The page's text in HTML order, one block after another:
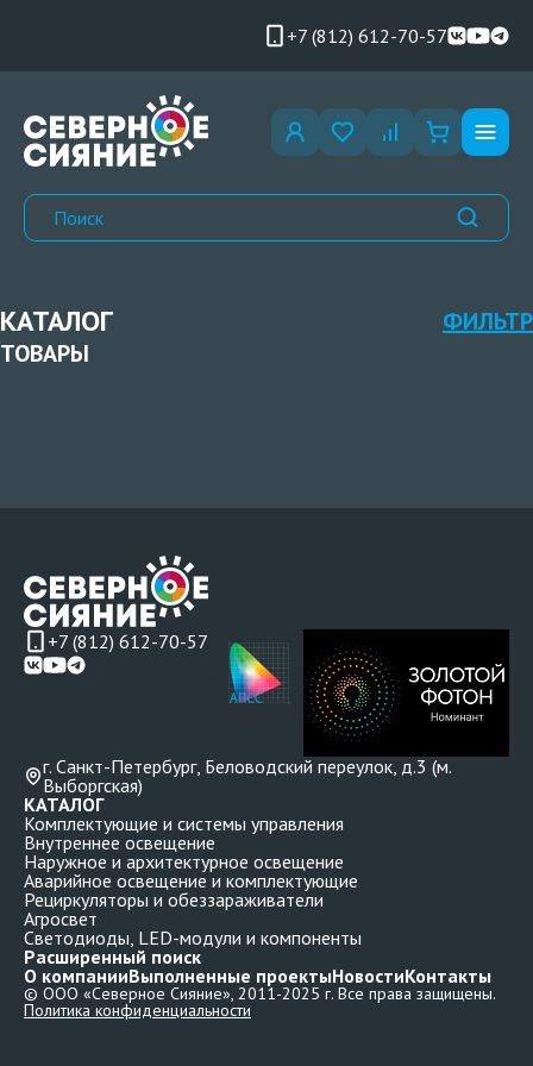
+7 (812) 612-70-57
КАТАЛОГ
ФИЛЬТР
ТОВАРЫ
+7 (812) 612-70-57
г. Санкт-Петербург, Беловодский переулок, д.3 (м.
Выборгская)
О компанииВыполненные проектыНовостиКонтакты
КАТАЛОГ
Комплектующие и системы управления
Внутреннее освещение
Наружное и архитектурное освещение
Аварийное освещение и комплектующие
Рециркуляторы и обеззараживатели
Агросвет
Светодиоды, LED-модули и компоненты
Расширенный поиск
© ООО «Северное Сияние», 2011-2025 г. Все права защищены.
Политика конфиденциальности